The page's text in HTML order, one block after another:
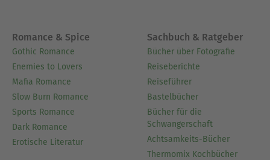
Romance & Spice
Gothic Romance
Enemies to Lovers
Mafia Romance
Slow Burn Romance
Sports Romance
Dark Romance
Erotische Literatur
Sachbuch & Ratgeber
Bücher über Fotografie
Reiseberichte
Reiseführer
Bastelbücher
Bücher für die
Schwangerschaft
Achtsamkeits-Bücher
Thermomix Kochbücher